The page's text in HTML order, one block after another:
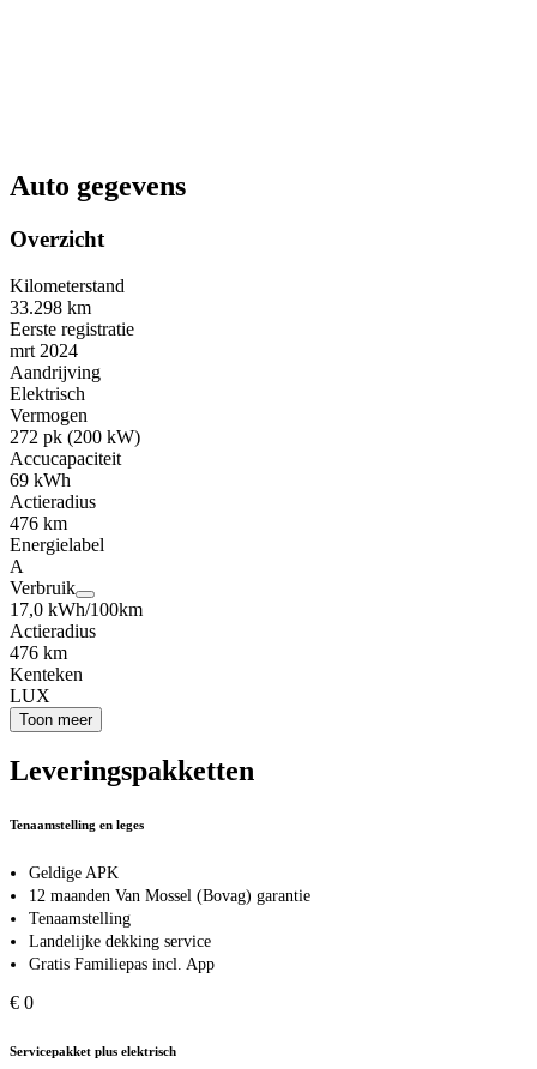
Auto gegevens
Overzicht
Kilometerstand
33.298 km
Eerste registratie
mrt 2024
Aandrijving
Elektrisch
Vermogen
272 pk (200 kW)
Accucapaciteit
69 kWh
Actieradius
476 km
Energielabel
A
Verbruik
17,0 kWh/100km
Actieradius
476 km
Kenteken
LUX
Toon meer
Leveringspakketten
Tenaamstelling en leges
Geldige APK
12 maanden Van Mossel (Bovag) garantie
Tenaamstelling
Landelijke dekking service
Gratis Familiepas incl. App
€ 0
Servicepakket plus elektrisch